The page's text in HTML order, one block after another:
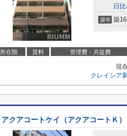
日
築年 築
所在階 賃料 管理費・共益費
現
クレイシア
アクアコートケイ（アクアコートＫ）